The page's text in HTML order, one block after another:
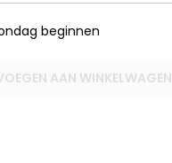
beginnen
AAN WINKELWAGEN